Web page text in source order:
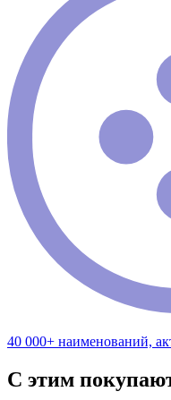
40 000+ наименований,
С этим